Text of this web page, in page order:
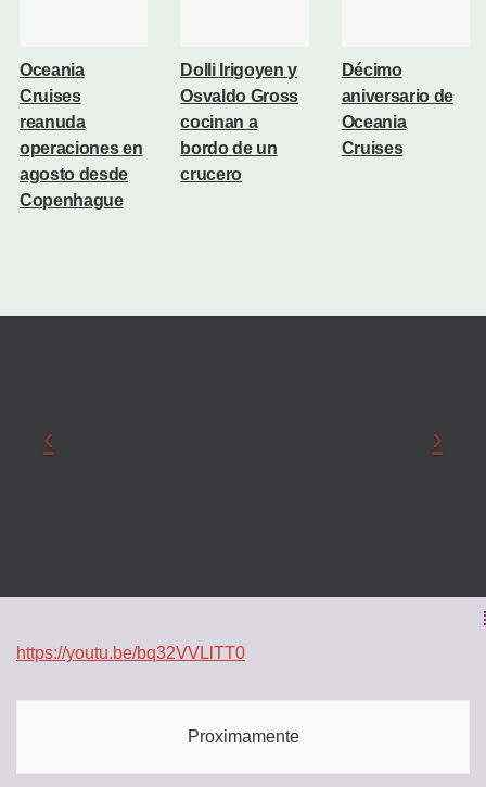
Oceania
Cruises
reanuda
operaciones en
agosto desde
Copenhague
Dolli Irigoyen y
Osvaldo Gross
cocinan a
bordo de un
crucero
Décimo
aniversario de
Oceania
Cruises
https://youtu.be/bq32VVLlTT0
Proximamente